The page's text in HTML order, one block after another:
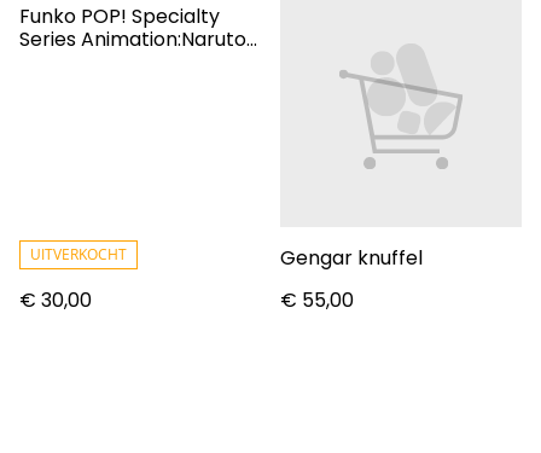
Funko POP! Specialty
Series Animation:Naruto-
UITVERKOCHT
€ 30,00
Gengar knuffel
€ 55,00